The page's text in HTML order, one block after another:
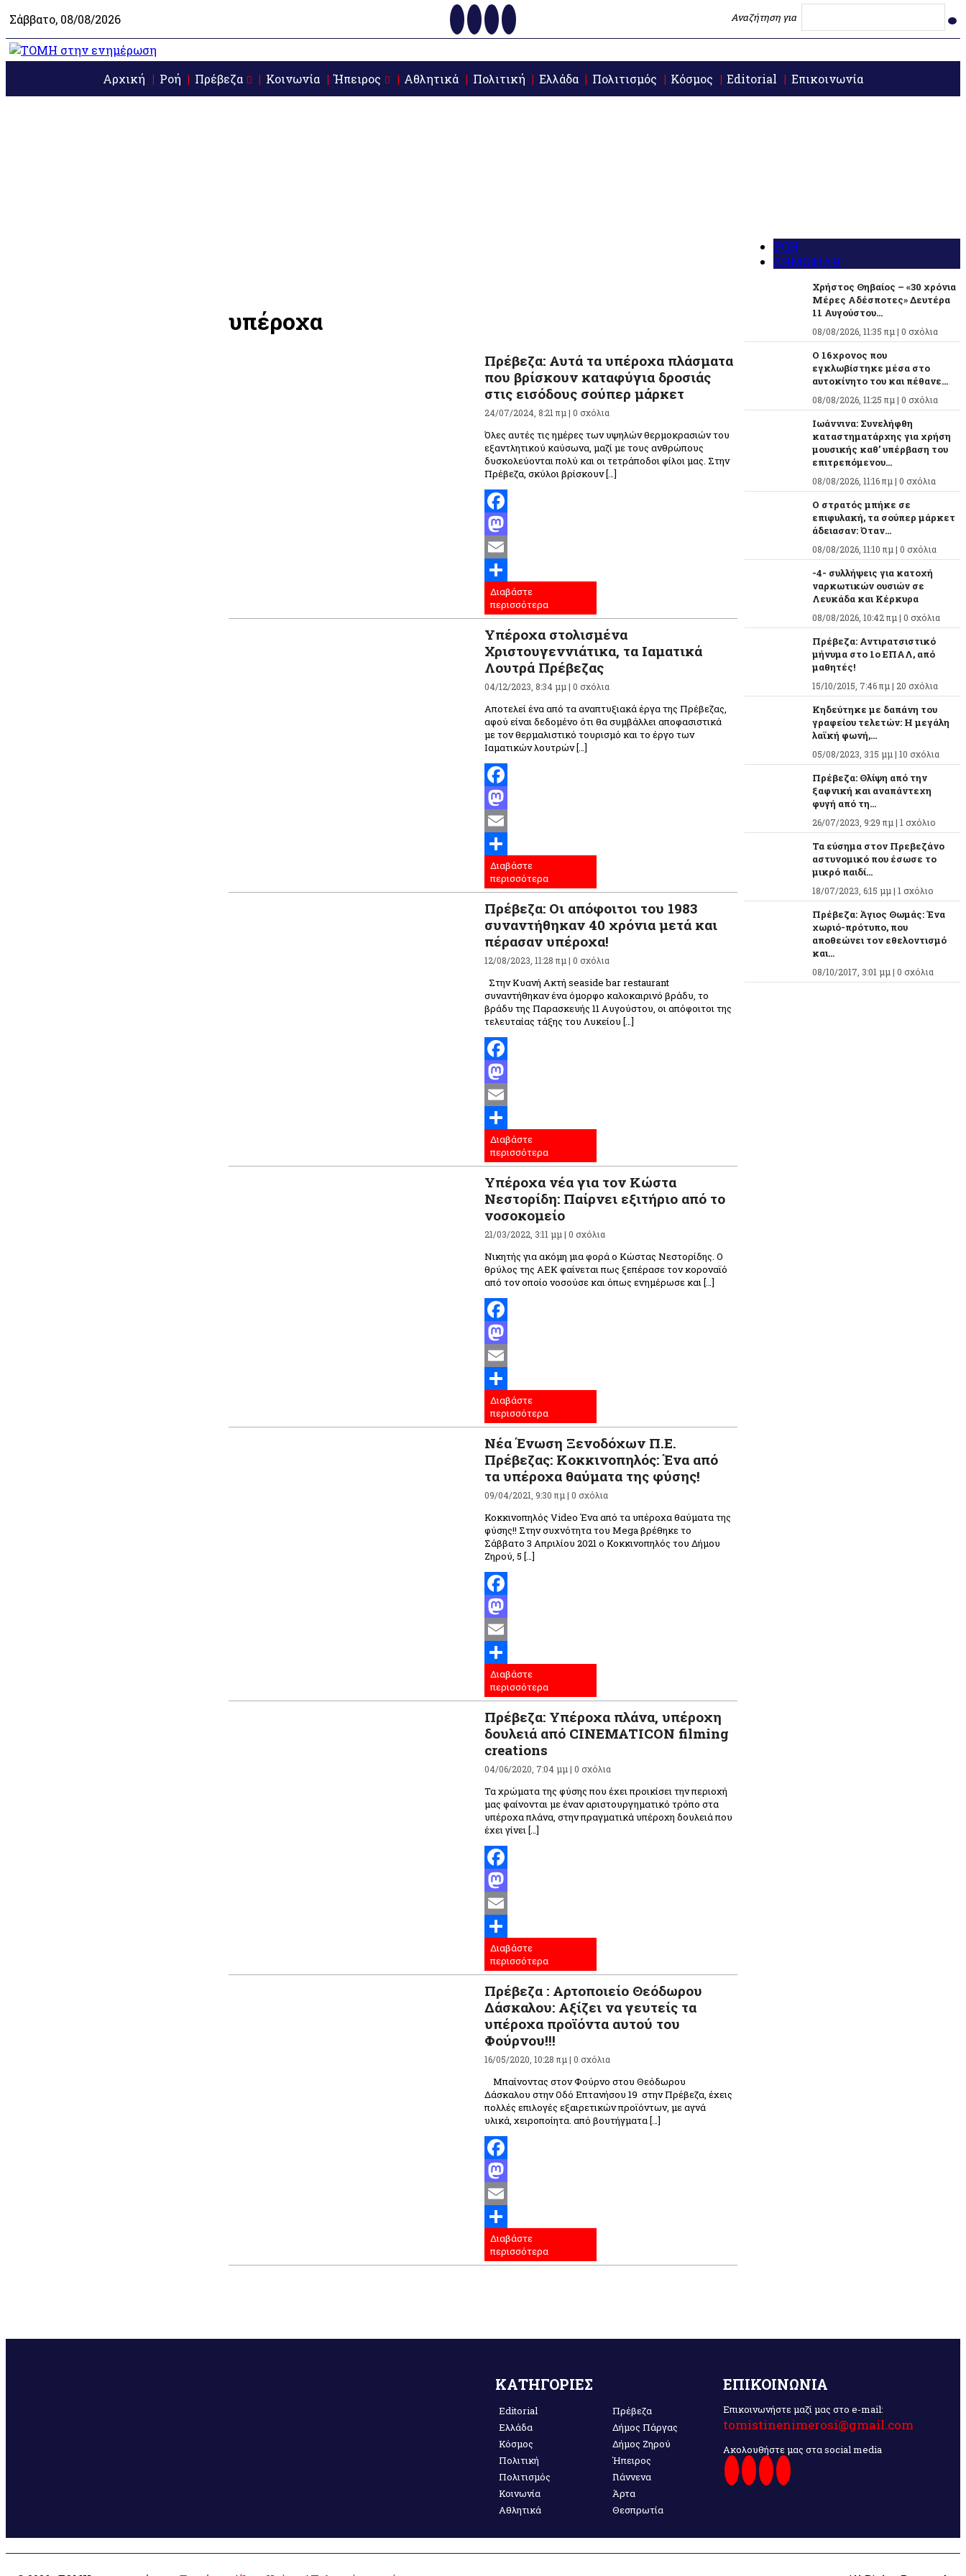
Σάββατο, 08/08/2026 Αναζήτηση για
Αρχική Ροή Πρέβεζα Κοινωνία Ήπειρος Αθλητικά Πολιτική Ελλάδα Πολιτισμός Κόσμος Editorial Επικοινωνία
υπέροχα
Πρέβεζα: Αυτά τα υπέροχα πλάσματα
που βρίσκουν καταφύγια δροσιάς
στις εισόδους σούπερ μάρκετ
24/07/2024, 8:21 πμ |0 σχόλια
Όλες αυτές τις ημέρες των υψηλών θερμοκρασιών του
εξαντλητικού καύσωνα, μαζί με τους ανθρώπους
δυσκολεύονται πολύ και οι τετράποδοι φίλοι μας. Στην
Πρέβεζα, σκύλοι βρίσκουν […]
Facebook
Mastodon
Email
Μοιραστείτε
Διαβάστε
περισσότερα
Υπέροχα στολισμένα
Χριστουγεννιάτικα, τα Ιαματικά
Λουτρά Πρέβεζας
04/12/2023, 8:34 μμ |0 σχόλια
Αποτελεί ένα από τα αναπτυξιακά έργα της Πρέβεζας,
αφού είναι δεδομένο ότι θα συμβάλλει αποφασιστικά
με τον θερμαλιστικό τουρισμό και το έργο των
Ιαματικών λουτρών […]
Facebook
Mastodon
Email
Μοιραστείτε
Διαβάστε
περισσότερα
Πρέβεζα: Οι απόφοιτοι του 1983
συναντήθηκαν 40 χρόνια μετά και
πέρασαν υπέροχα!
12/08/2023, 11:28 πμ |0 σχόλια
Στην Κυανή Ακτή seaside bar restaurant
συναντήθηκαν ένα όμορφο καλοκαιρινό βράδυ, το
βράδυ της Παρασκευής 11 Αυγούστου, οι απόφοιτοι της
τελευταίας τάξης του Λυκείου […]
Facebook
Mastodon
Email
Μοιραστείτε
Διαβάστε
περισσότερα
Υπέροχα νέα για τον Κώστα
Νεστορίδη: Παίρνει εξιτήριο από το
νοσοκομείο
21/03/2022, 3:11 μμ |0 σχόλια
Νικητής για ακόμη μια φορά ο Κώστας Νεστορίδης. Ο
θρύλος της ΑΕΚ φαίνεται πως ξεπέρασε τον κοροναϊό
από τον οποίο νοσούσε και όπως ενημέρωσε και […]
Facebook
Mastodon
Email
Μοιραστείτε
Διαβάστε
περισσότερα
Νέα Ένωση Ξενοδόχων Π.Ε.
Πρέβεζας: Κοκκινοπηλός: Ένα από
τα υπέροχα θαύματα της φύσης!
09/04/2021, 9:30 πμ |0 σχόλια
Κοκκινοπηλός Video Ένα από τα υπέροχα θαύματα της
φύσης!! Στην συχνότητα του Mega βρέθηκε το
Σάββατο 3 Απριλίου 2021 ο Κοκκινοπηλός του Δήμου
Ζηρού, 5 […]
Facebook
Mastodon
Email
Μοιραστείτε
Διαβάστε
περισσότερα
Πρέβεζα: Υπέροχα πλάνα, υπέροχη
δουλειά από CINEMATICON filming
creations
04/06/2020, 7:04 μμ |0 σχόλια
Τα χρώματα της φύσης που έχει προικίσει την περιοχή
μας φαίνονται με έναν αριστουργηματικό τρόπο στα
υπέροχα πλάνα, στην πραγματικά υπέροχη δουλειά που
έχει γίνει […]
Facebook
Mastodon
Email
Μοιραστείτε
Διαβάστε
περισσότερα
Πρέβεζα : Αρτοποιείο Θεόδωρου
Δάσκαλου: Αξίζει να γευτείς τα
υπέροχα προϊόντα αυτού του
Φούρνου!!!
16/05/2020, 10:28 πμ |0 σχόλια
Μπαίνοντας στον Φούρνο στου Θεόδωρου
Δάσκαλου στην Οδό Επτανήσου 19 στην Πρέβεζα, έχεις
πολλές επιλογές εξαιρετικών προϊόντων, με αγνά
υλικά, χειροποίητα. από βουτήγματα […]
Facebook
Mastodon
Email
Μοιραστείτε
Διαβάστε
περισσότερα
ΡΟΗ
ΔΗΜΟΦΙΛΗ
Χρήστος Θηβαίος – «30 χρόνια
Μέρες Αδέσποτες» Δευτέρα
11 Αυγούστου...
08/08/2026, 11:35 πμ | 0 σχόλια
O 16χρονος που
εγκλωβίστηκε μέσα στο
αυτοκίνητο του και πέθανε...
08/08/2026, 11:25 πμ | 0 σχόλια
Ιωάννινα: Συνελήφθη
καταστηματάρχης για χρήση
μουσικής καθ’ υπέρβαση του
επιτρεπόμενου...
08/08/2026, 11:16 πμ | 0 σχόλια
Ο στρατός μπήκε σε
επιφυλακή, τα σούπερ μάρκετ
άδειασαν: Όταν...
08/08/2026, 11:10 πμ | 0 σχόλια
-4- συλλήψεις για κατοχή
ναρκωτικών ουσιών σε
Λευκάδα και Κέρκυρα
08/08/2026, 10:42 πμ | 0 σχόλια
Πρέβεζα: Αντιρατσιστικό
μήνυμα στο 1ο ΕΠΑΛ, από
μαθητές!
15/10/2015, 7:46 πμ | 20 σχόλια
Κηδεύτηκε με δαπάνη του
γραφείου τελετών: Η μεγάλη
λαϊκή φωνή,...
05/08/2023, 3:15 μμ | 10 σχόλια
Πρέβεζα: Θλίψη από την
ξαφνική και αναπάντεχη
φυγή από τη...
26/07/2023, 9:29 πμ | 1 σχόλιο
Τα εύσημα στον Πρεβεζάνο
αστυνομικό που έσωσε το
μικρό παιδί...
18/07/2023, 6:15 μμ | 1 σχόλιο
Πρέβεζα: Άγιος Θωμάς: Ένα
χωριό-πρότυπο, που
αποθεώνει τον εθελοντισμό
και...
08/10/2017, 3:01 μμ | 0 σχόλια
ΚΑΤΗΓΟΡΙΕΣ
Editorial
Ελλάδα
Κόσμος
Πολιτική
Πολιτισμός
Κοινωνία
Αθλητικά
Πρέβεζα
Δήμος Πάργας
Δήμος Ζηρού
Ήπειρος
Γιάννενα
Άρτα
Θεσπρωτία
ΕΠΙΚΟΙΝΩΝΙΑ
Επικοινωνήστε μαζί μας στο e-mail:
tomistinenimerosi@gmail.com
Ακολουθήστε μας στα social media